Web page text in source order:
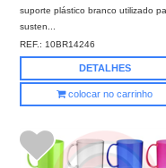
suporte plástico branco utilizado
susten...
REF.: 10BR14246
DETALHES
colocar no carrinho